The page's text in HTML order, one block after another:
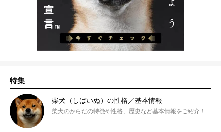
特集
柴犬（しばいぬ）の性格／基本情報
柴犬のからだの特徴や性格、歴史など基本情報をご紹介！